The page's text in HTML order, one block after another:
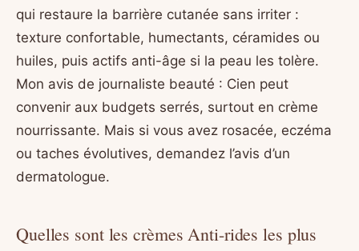
qui restaure la barrière cutanée sans irriter :
texture confortable, humectants, céramides ou
huiles, puis actifs anti-âge si la peau les tolère.
Mon avis de journaliste beauté : Cien peut
convenir aux budgets serrés, surtout en crème
nourrissante. Mais si vous avez rosacée, eczéma
ou taches évolutives, demandez l’avis d’un
dermatologue.
Quelles sont les crèmes Anti-rides les plus